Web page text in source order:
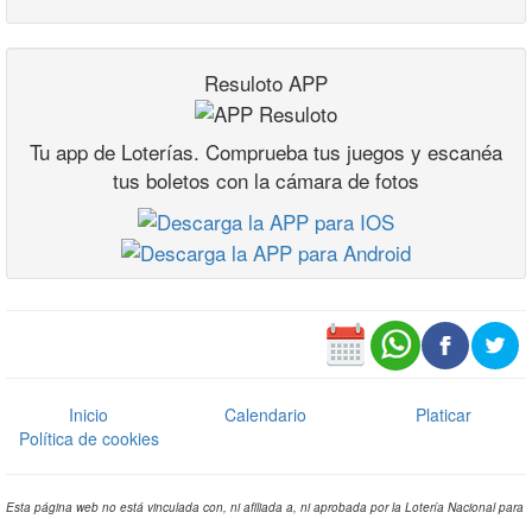
Resuloto APP
Tu app de Loterías. Comprueba tus juegos y escanéa
tus boletos con la cámara de fotos
Inicio Calendario
Platicar
Política de cookies
Esta página web no está vinculada con, ni afiliada a, ni aprobada por la Lotería Nacional para